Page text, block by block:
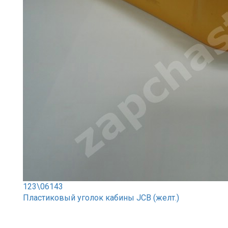
123\06143
Пластиковый уголок кабины JCB (желт.)